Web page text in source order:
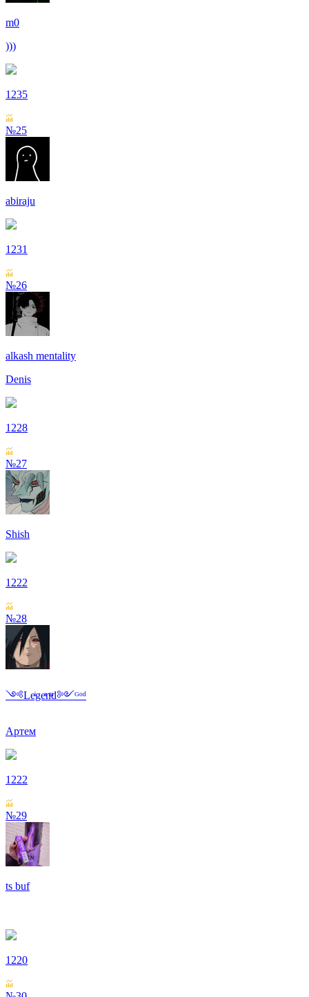
m0
)))
1235
№25
abiraju
1231
№26
alkash mentality
Denis
1228
№27
Shish
1222
№28
༺Leͥgeͣnͫd༻ᴳᵒᵈ
Артем
1222
№29
ts buf
1220